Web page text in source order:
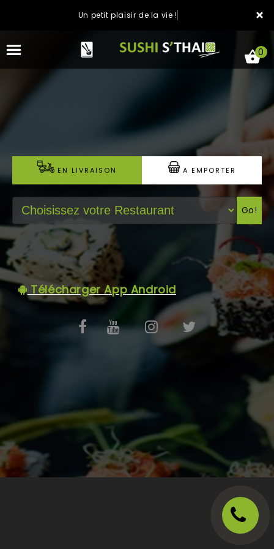
×
Un petit plaisir de la vie !
LA CARTE
NOTRE RESTAURANT
VOS AVIS
MENTIONS LÉGALES
C.G.V
0
EN LIVRAISON A EMPORTER
Go!
Télécharger App Android